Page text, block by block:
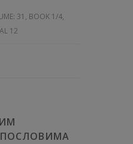
31 , BOOK 1/4,
12